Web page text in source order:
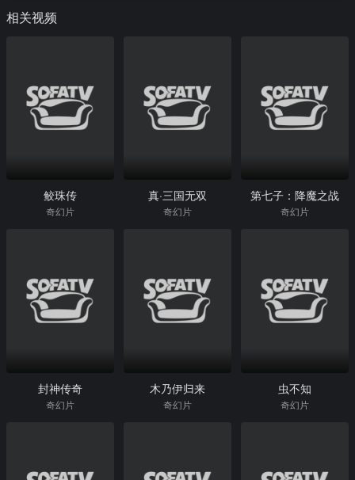
相关视频
鲛珠传
奇幻片
真·三国无双
奇幻片
第七子：降魔之战
奇幻片
封神传奇
奇幻片
木乃伊归来
奇幻片
虫不知
奇幻片